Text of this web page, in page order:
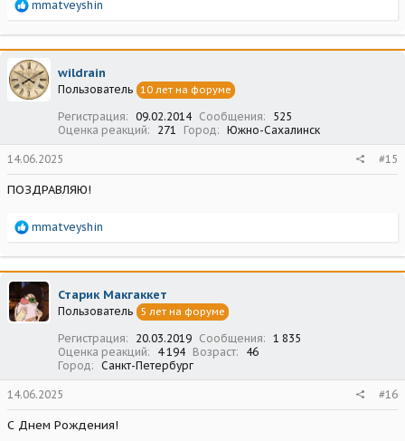
Р
а
к
ц
и
и
mmatveyshin
wildrain
Пользователь 10 лет на форуме
Регистрация 09.02.2014 Сообщения
525
Оценка реакций
271 Город Южно-Сахалинск
14.06.2025 #15
ПОЗДРАВЛЯЮ!
Р
а
к
ц
и
и
mmatveyshin
Старик Макгаккет
Пользователь 5 лет на форуме
Регистрация 20.03.2019 Сообщения
1 835
Оценка реакций
4 194 Возраст
46
Город
Санкт-Петербург
14.06.2025 #16
С Днем Рождения!